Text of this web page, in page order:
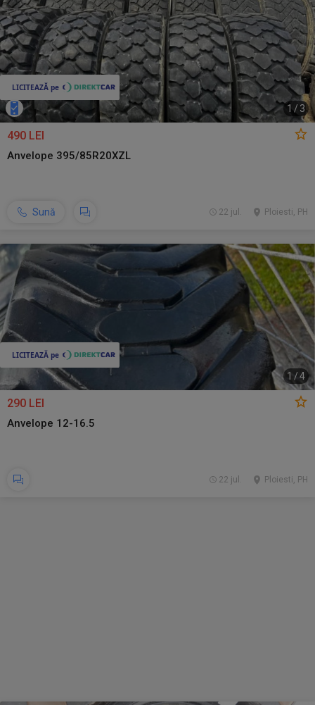
1 / 3
490 LEI
Anvelope 395/85R20XZL
Sună Ploiesti, PH
22 jul.
1 /4
290 LEI
Anvelope 12-16.5
Ploiesti, PH
22 jul.